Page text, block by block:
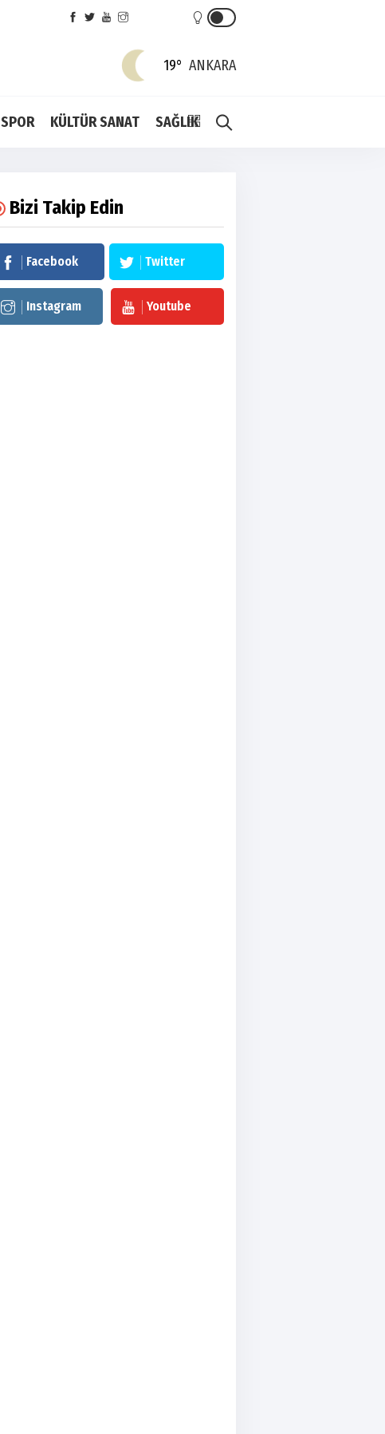
19° ANKARA
SPOR KÜLTÜR SANAT SAĞLIK
Bizi Takip Edin
Facebook Twitter
Instagram Youtube